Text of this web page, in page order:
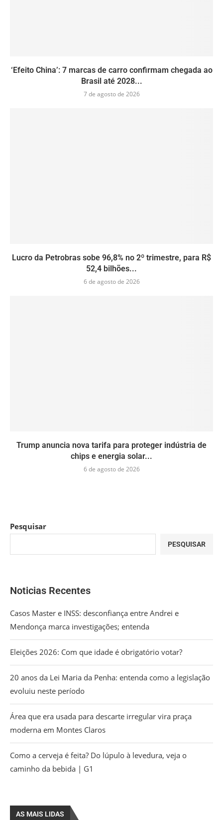
‘Efeito China’: 7 marcas de carro confirmam chegada ao
Brasil até 2028...
7 de agosto de 2026
Lucro da Petrobras sobe 96,8% no 2º trimestre, para R$
52,4 bilhões...
6 de agosto de 2026
Trump anuncia nova tarifa para proteger indústria de
chips e energia solar...
6 de agosto de 2026
Pesquisar
PESQUISAR
Noticias Recentes
Casos Master e INSS: desconfiança entre Andrei e
Mendonça marca investigações; entenda
Eleições 2026: Com que idade é obrigatório votar?
20 anos da Lei Maria da Penha: entenda como a legislação
evoluiu neste período
Área que era usada para descarte irregular vira praça
moderna em Montes Claros
Como a cerveja é feita? Do lúpulo à levedura, veja o
caminho da bebida | G1
AS MAIS LIDAS